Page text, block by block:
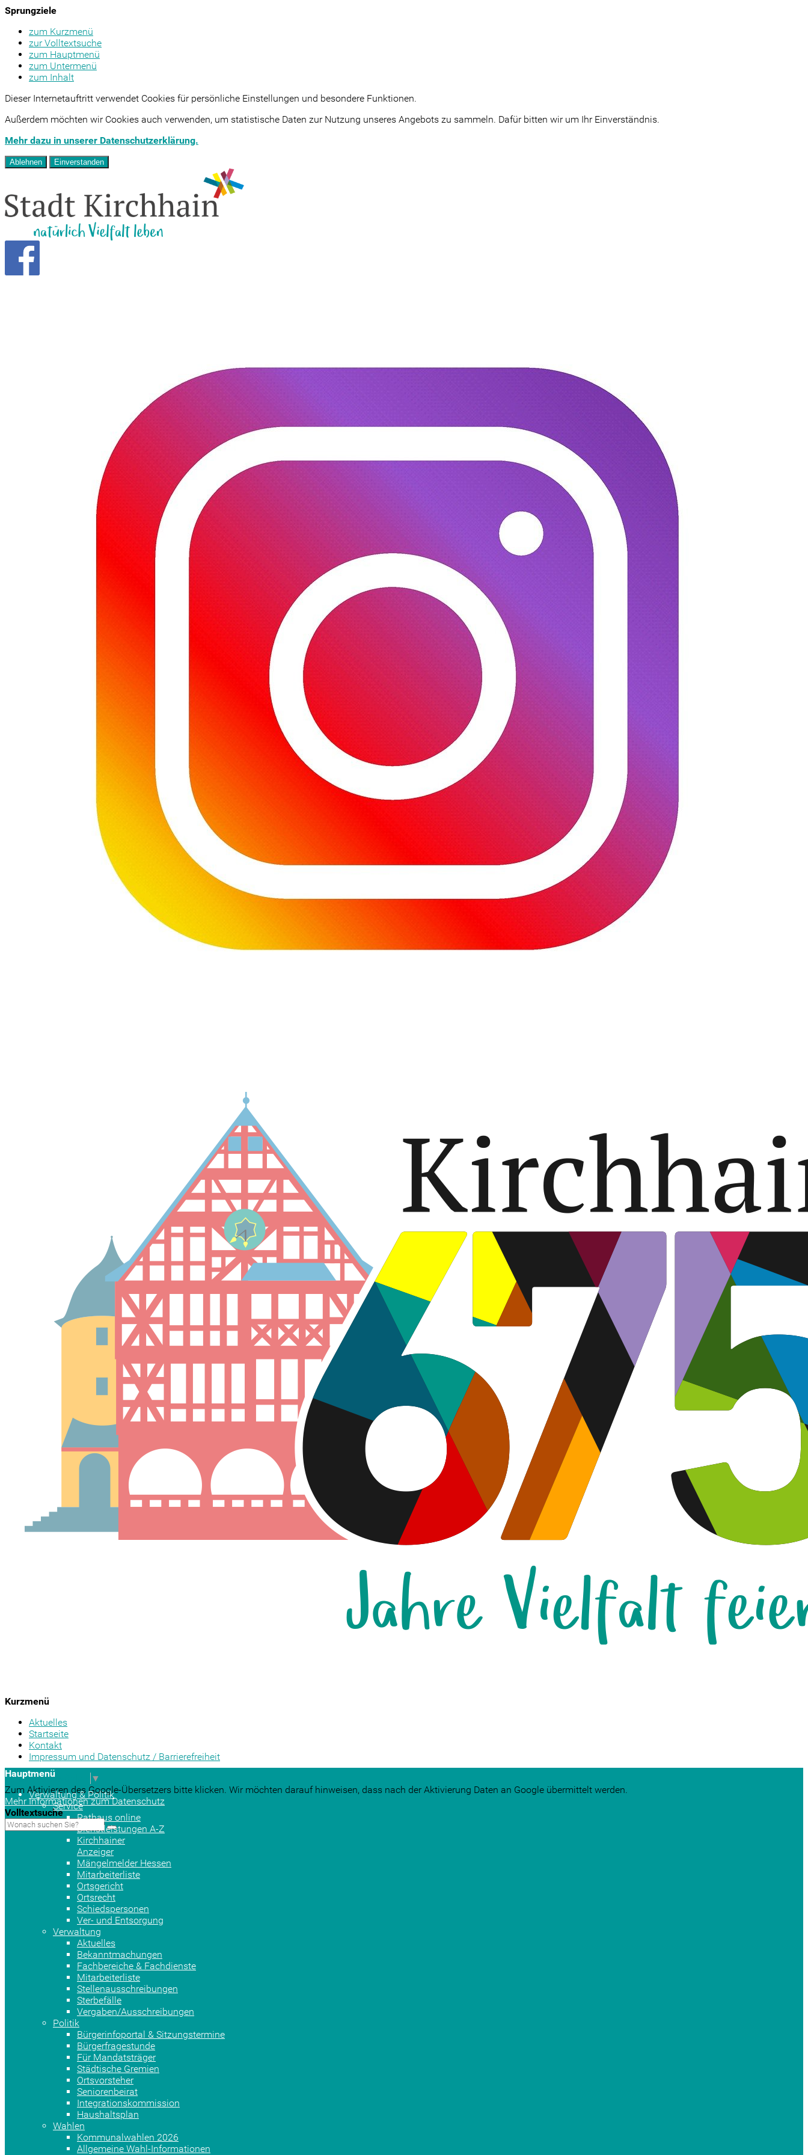
Sprungziele
zum Kurzmenü
zur Volltextsuche
zum Hauptmenü
zum Untermenü
zum Inhalt
Dieser Internetauftritt verwendet Cookies für persönliche Einstellungen und besondere Funktionen.
Außerdem möchten wir Cookies auch verwenden, um statistische Daten zur Nutzung unseres Angebots zu sammeln. Dafür bitten wir um Ihr Einverständnis.
Mehr dazu in unserer Datenschutzerklärung.
Ablehnen Einverstanden
Kurzmenü
Aktuelles
Startseite
Kontakt
Impressum und Datenschutz / Barrierefreiheit
Sprache auswählen
▼
Zum Aktivieren des Google-Übersetzers bitte klicken. Wir möchten darauf hinweisen, dass nach der Aktivierung Daten an Google übermittelt werden.
Mehr Informationen zum Datenschutz
Volltextsuche
Hauptmenü
Verwaltung & Politik
Service
Rathaus online
Dienstleistungen A-Z
Kirchhainer
Anzeiger
Mängelmelder Hessen
Mitarbeiterliste
Ortsgericht
Ortsrecht
Schiedspersonen
Ver- und Entsorgung
Verwaltung
Aktuelles
Bekanntmachungen
Fachbereiche & Fachdienste
Mitarbeiterliste
Stellenausschreibungen
Sterbefälle
Vergaben/Ausschreibungen
Politik
Bürgerinfoportal & Sitzungstermine
Bürgerfragestunde
Für Mandatsträger
Städtische Gremien
Ortsvorsteher
Seniorenbeirat
Integrationskommission
Haushaltsplan
Wahlen
Kommunalwahlen 2026
Allgemeine Wahl-Informationen